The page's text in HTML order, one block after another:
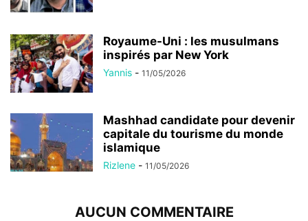
Royaume-Uni : les musulmans
inspirés par New York
Yannis - 11/05/2026
Mashhad candidate pour devenir
capitale du tourisme du monde
islamique
Rizlene - 11/05/2026
AUCUN COMMENTAIRE